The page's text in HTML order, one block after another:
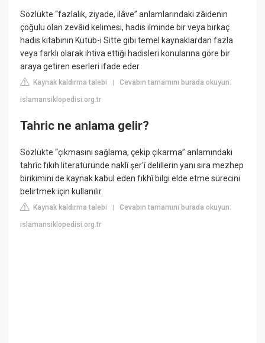
Sözlükte “fazlalık, ziyade, ilâve” anlamlarındaki zâidenin
çoğulu olan zevâid kelimesi, hadis ilminde bir veya birkaç
hadis kitabının Kütüb-i Sitte gibi temel kaynaklardan fazla
veya farklı olarak ihtiva ettiği hadisleri konularına göre bir
araya getiren eserleri ifade eder.
Kaynak kaldırma talebi |Cevabın tamamını burada okuyun:
islamansiklopedisi.org.tr
Tahric ne anlama gelir?
Sözlükte “çıkmasını sağlama, çekip çıkarma” anlamındaki
tahrîc fıkıh literatüründe naklî şer'î delillerin yanı sıra mezhep
birikimini de kaynak kabul eden fıkhî bilgi elde etme sürecini
belirtmek için kullanılır.
Kaynak kaldırma talebi |Cevabın tamamını burada okuyun:
islamansiklopedisi.org.tr